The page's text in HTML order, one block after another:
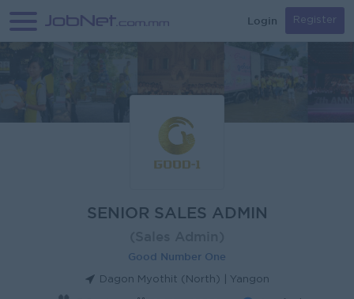
Login Register
SENIOR SALES ADMIN
Good Number One
Dagon Myothit (North) | Yangon